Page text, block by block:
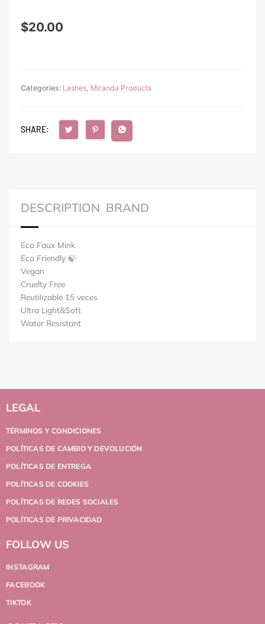
$20.00
Categories: Lashes, Miranda Products
SHARE:
DESCRIPTION BRAND
Eco Faux Mink
Eco Friendly 🍃
Vegan
Cruelty Free
Reutilizable 15 veces
Ultra Light&Soft
Water Resistant
LEGAL
TÉRMINOS Y CONDICIONES
POLÍTICAS DE CAMBIO Y DEVOLUCIÓN
POLÍTICAS DE ENTREGA
POLÍTICAS DE COOKIES
POLÍTICAS DE REDES SOCIALES
POLÍTICAS DE PRIVACIDAD
FOLLOW US
INSTAGRAM
FACEBOOK
TIKTOK